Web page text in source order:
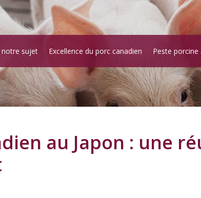
notre sujet Excellence du porc canadien Peste porcine
au Japon : une